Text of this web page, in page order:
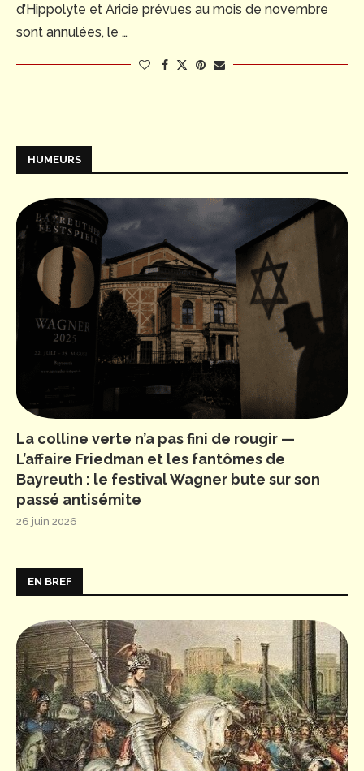
d’Hippolyte et Aricie prévues au mois de novembre
sont annulées, le …
HUMEURS
La colline verte n’a pas fini de rougir —
L’affaire Friedman et les fantômes de
Bayreuth : le festival Wagner bute sur son
passé antisémite
26 juin 2026
EN BREF